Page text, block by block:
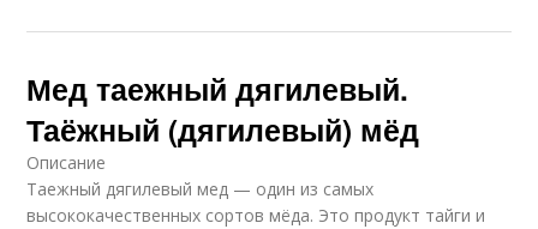
Мед таежный дягилевый.
Таёжный (дягилевый) мёд
Описание
Таежный дягилевый мед — один из самых
высококачественных сортов мёда. Это продукт тайги и